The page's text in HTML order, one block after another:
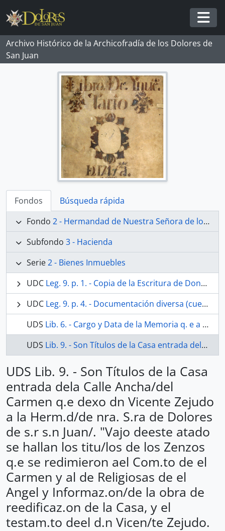
Skip to main content
Archivo Histórico de la Archicofradía de los Dolores de
San Juan
Fondos
Búsqueda rápida
Fondo 2 - Hermandad de Nuestra Señora de los Dolores
Subfondo 3 - Hacienda
Serie2 - Bienes Inmuebles
UDC Leg. 9. p. 1. - Copia de la Escritura de Donación a la Hermandad de Ntra. Sra. de los Dolores, de la capilla propiedad de Don Bernardo de Eslava, sita en la Parroquia de San Juan. 1696
UDC Leg. 9. p. 4. - Documentación diversa (cuentas, informes y pleitos) sobre la casa que dejó a la Hermandad de Ntra. Sra. de los Dolores Don Vicente Cejudo sita en la calle Ancha del Carmen. 1871-1780 y 1802
UDS Lib. 6. - Cargo y Data de la Memoria q. e a favor de la Herman d de Nra. S. a de los Dolores sitta en la Parroq. I de s. r s. n Juan fundó Don Vicente Cejudo, Presbitero. Año de 1793.
UDS Lib. 9. - Son Títulos de la Casa entrada dela Calle Ancha/del Carmen q.e dexo dn Vicente Zejudo a la Herm.d/de nra. S.ra de Dolores de s.r s.n Juan/. "Vajo deeste atado se hallan los titu/los de los Zenzos q.e se redimieron ael Com.to de el Carmen y al de Religiosas de el Angel y Informaz.on/de la obra de reedificaz.on de la Casa, y el testam.to deel d.n Vicen/te Zejudo.
UDS Lib. 9. - Son Títulos de la Casa
entrada dela Calle Ancha/del
Carmen q.e dexo dn Vicente Zejudo
a la Herm.d/de nra. S.ra de Dolores
de s.r s.n Juan/. "Vajo deeste atado
se hallan los titu/los de los Zenzos
q.e se redimieron ael Com.to de el
Carmen y al de Religiosas de el
Angel y Informaz.on/de la obra de
reedificaz.on de la Casa, y el
testam.to deel d.n Vicen/te Zejudo.